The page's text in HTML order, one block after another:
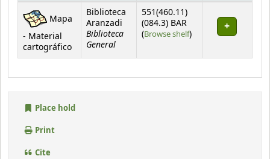
Holdings
Mapa
- Material
cartográfico
Biblioteca
Aranzadi
Biblioteca
General
551(460.11)
(084.3) BAR
(Browse shelf(Opens below)
)
Place hold
Print
Cite